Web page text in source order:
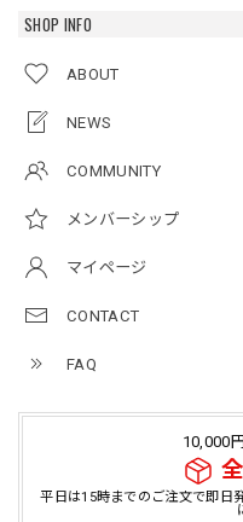
SHOP INFO
ABOUT
NEWS
COMMUNITY
メンバーシップ
マイページ
CONTACT
FAQ
10,000
平日は15時までのご注文で即